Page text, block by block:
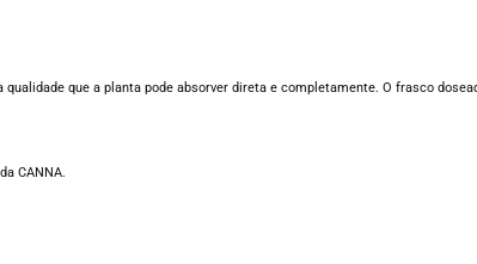
que a planta pode absorver direta e completamente. O frasco
CANNA.